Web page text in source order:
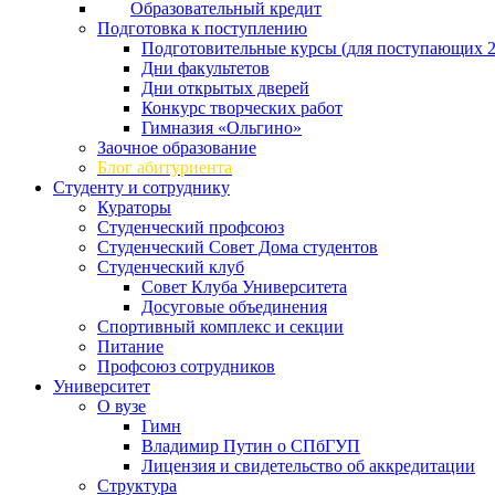
Образовательный кредит
Подготовка к поступлению
Подготовительные курсы (для поступающих
Дни факультетов
Дни открытых дверей
Конкурс творческих работ
Гимназия «Ольгино»
Заочное образование
Блог абитуриента
Студенту и сотруднику
Кураторы
Студенческий профсоюз
Студенческий Совет Дома студентов
Студенческий клуб
Совет Клуба Университета
Досуговые объединения
Спортивный комплекс и секции
Питание
Профсоюз сотрудников
Университет
О вузе
Гимн
Владимир Путин о СПбГУП
Лицензия и свидетельство об аккредитации
Структура